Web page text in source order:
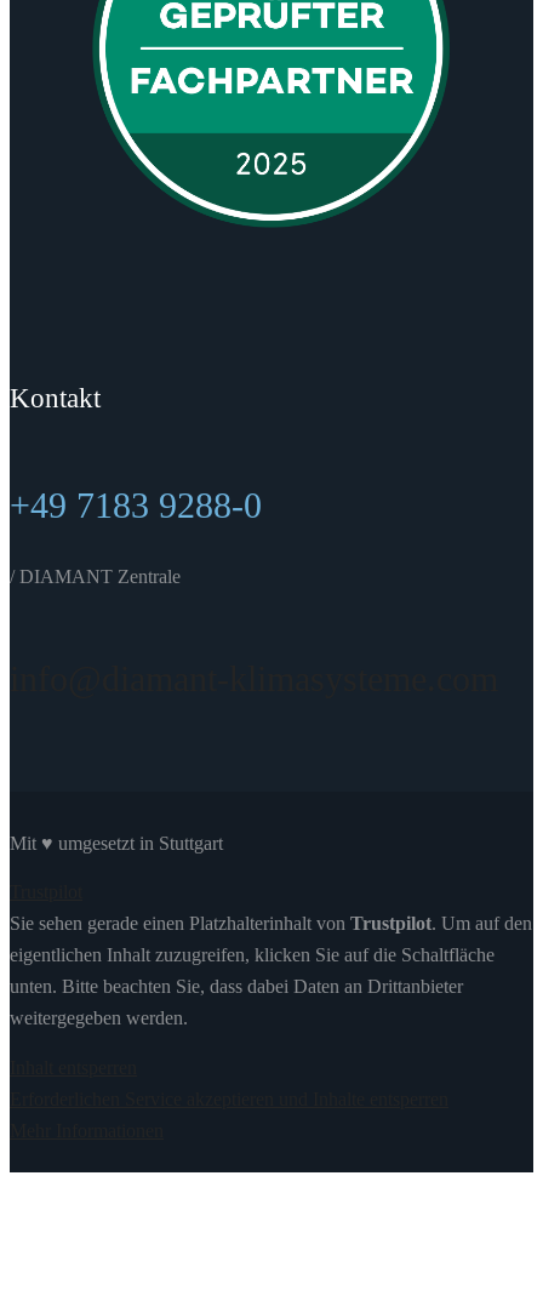
Kontakt
+49 7183 9288-0
/ DIAMANT Zentrale
Mit ♥ umgesetzt in Stuttgart
Sie sehen gerade einen Platzhalterinhalt von Trustpilot. Um auf den
eigentlichen Inhalt zuzugreifen, klicken Sie auf die Schaltfläche
unten. Bitte beachten Sie, dass dabei Daten an Drittanbieter
weitergegeben werden.